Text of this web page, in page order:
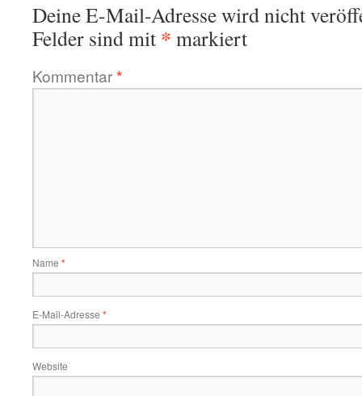
Deine E-Mail-Adresse wird nicht
Felder sind mit * markiert
Kommentar*
Name *
E-Mail-Adresse *
Website